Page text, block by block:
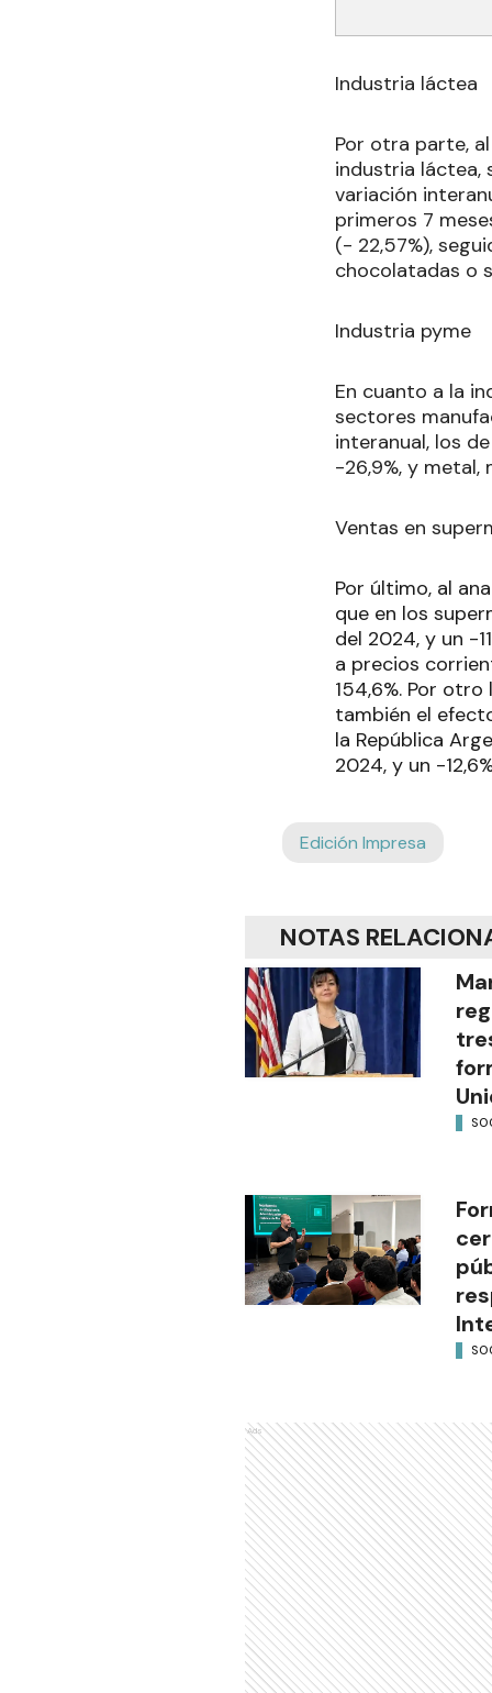
Industria láctea
Por otra parte,
industria láctea,
variación
primeros 7
(- 22,57%),
chocolatadas o
Industria pyme
En cuanto a la
sectores
interanual, los
-26,9%, y metal,
Ventas en
Por último, al
que en los
del 2024, y un -
a precios
154,6%. Por
también el
la República
2024, y un -
Edición Impresa
NOTAS
Ads